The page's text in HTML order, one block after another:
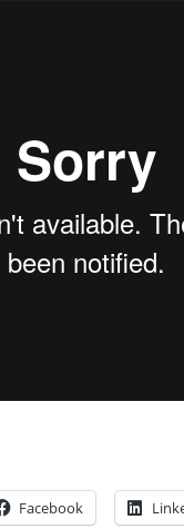
Facebook